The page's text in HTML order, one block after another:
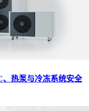
、热泵与冷冻系统安全